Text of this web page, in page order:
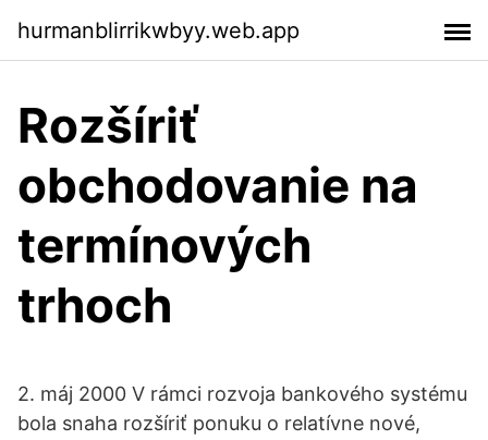
hurmanblirrikwbyy.web.app
Rozšíriť
obchodovanie na
termínových
trhoch
2. máj 2000 V rámci rozvoja bankového systému
bola snaha rozšíriť ponuku o relatívne nové,